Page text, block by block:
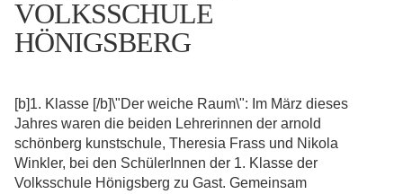
VOLKSSCHULE
HÖNIGSBERG
[b]1. Klasse [/b]\"Der weiche Raum\": Im März dieses
Jahres waren die beiden Lehrerinnen der arnold
schönberg kunstschule, Theresia Frass und Nikola
Winkler, bei den SchülerInnen der 1. Klasse der
Volksschule Hönigsberg zu Gast. Gemeinsam